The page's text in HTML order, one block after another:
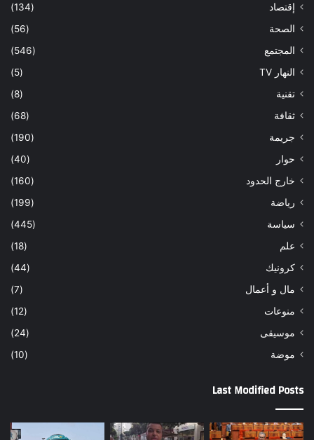
إقتصاد
(134)
الصحة
(56)
المجتمع
(546)
النهار TV
(5)
تقنية
(8)
ثقافة
(68)
جريمة
(190)
حوار
(40)
خارج الحدود
(160)
رياضة
(199)
سياسة
(445)
علم
(18)
كرونيك
(44)
مال و أعمال
(7)
منوعات
(12)
موسيقى
(24)
موضة
(10)
Last Modified Posts